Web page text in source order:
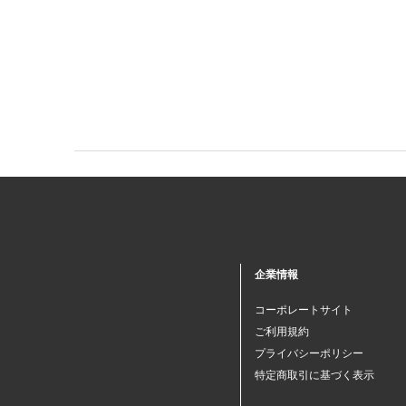
企業情報
コーポレートサイト
ご利用規約
プライバシーポリシー
特定商取引に基づく表示